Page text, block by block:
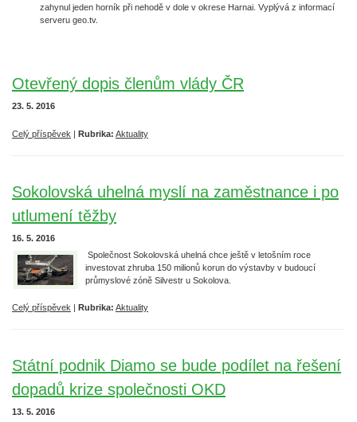
zahynul jeden horník při nehodě v dole v okrese Harnai. Vyplývá z informací
serveru geo.tv.
Otevřený dopis členům vlády ČR
23. 5. 2016
Celý příspěvek | Rubrika: Aktuality
Sokolovská uhelná myslí na zaměstnance i po
utlumení těžby
16. 5. 2016
Společnost Sokolovská uhelná chce ještě v letošním roce
investovat zhruba 150 milionů korun do výstavby v budoucí
průmyslové zóně Silvestr u Sokolova.
Celý příspěvek | Rubrika: Aktuality
Státní podnik Diamo se bude podílet na řešení
dopadů krize společnosti OKD
13. 5. 2016